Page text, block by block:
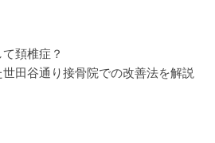
頚椎症？
田谷通り接骨院での改善法を解説